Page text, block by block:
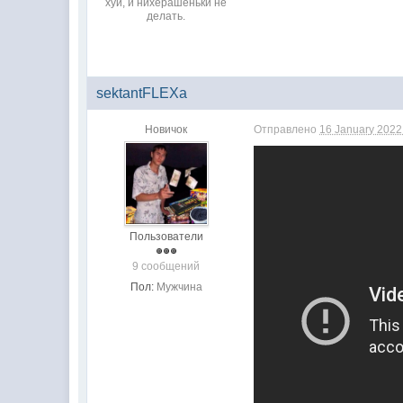
хуй, и нихерашеньки не
делать.
sektantFLEXa
Новичок
Пользователи
9 сообщений
Пол: Мужчина
Отправлено 16 January